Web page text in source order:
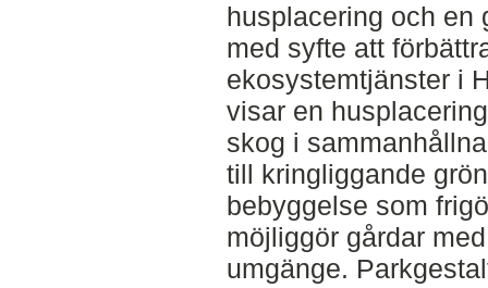
husplacering och en
med syfte att
ekosystemtjänster i
visar en
skog i
till kringliggande
bebyggelse som
möjliggör gårdar
umgänge.